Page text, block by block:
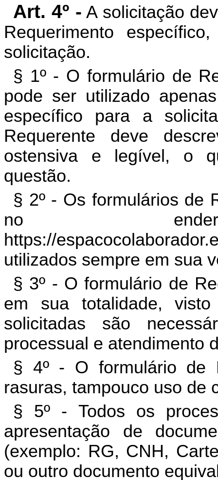
Art. 4º - A solicitação
Requerimento
solicitação.
§ 1º - O formulário de
pode ser utilizado
específico para a
Requerente deve
ostensiva e legível, o
questão.
§ 2º - Os formulários de
no
https://
utilizados sempre em sua
§ 3º - O formulário de
em sua totalidade,
solicitadas são
processual e atendimento
§ 4º - O formulário de
rasuras, tampouco uso de
§ 5º - Todos os
apresentação de
(exemplo: RG, CNH,
ou outro documento